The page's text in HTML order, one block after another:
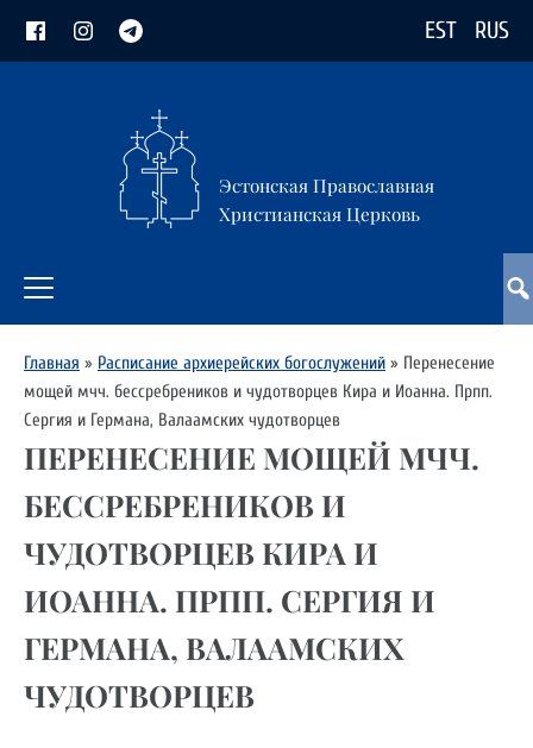
EST RUS
Эстонская Православная
Христианская Церковь
Главная » Расписание архиерейских богослужений » Перенесение
мощей мчч. бессребреников и чудотворцев Кира и Иоанна. Прпп.
Сергия и Германа, Валаамских чудотворцев
ПЕРЕНЕСЕНИЕ МОЩЕЙ МЧЧ.
БЕССРЕБРЕНИКОВ И
ЧУДОТВОРЦЕВ КИРА И
ИОАННА. ПРПП. СЕРГИЯ И
ГЕРМАНА, ВАЛААМСКИХ
ЧУДОТВОРЦЕВ